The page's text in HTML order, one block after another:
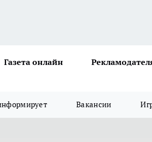
Газета онлайн
Вакансии